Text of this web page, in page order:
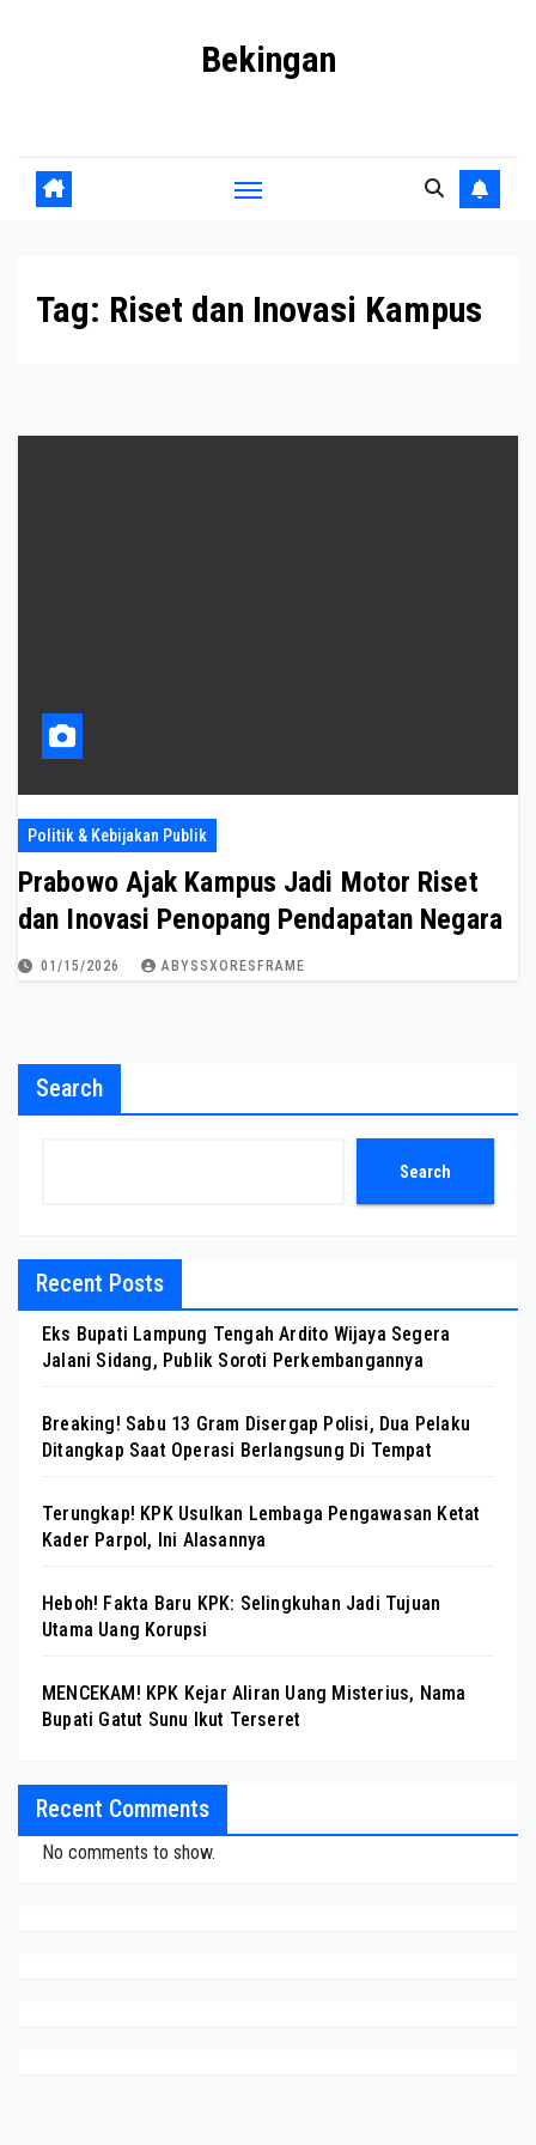
Bekingan
Tag: Riset dan Inovasi Kampus
Politik & Kebijakan Publik
Prabowo Ajak Kampus Jadi Motor Riset
dan Inovasi Penopang Pendapatan Negara
01/15/2026 ABYSSXORESFRAME
Search
Search
Recent Posts
Eks Bupati Lampung Tengah Ardito Wijaya Segera
Jalani Sidang, Publik Soroti Perkembangannya
Breaking! Sabu 13 Gram Disergap Polisi, Dua Pelaku
Ditangkap Saat Operasi Berlangsung Di Tempat
Terungkap! KPK Usulkan Lembaga Pengawasan Ketat
Kader Parpol, Ini Alasannya
Heboh! Fakta Baru KPK: Selingkuhan Jadi Tujuan
Utama Uang Korupsi
MENCEKAM! KPK Kejar Aliran Uang Misterius, Nama
Bupati Gatut Sunu Ikut Terseret
Recent Comments
No comments to show.